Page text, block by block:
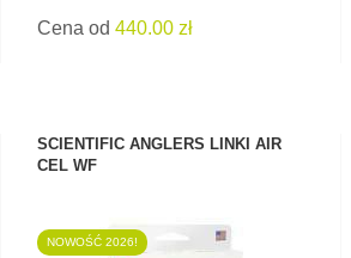
Cena od 440.00 zł
SCIENTIFIC ANGLERS LINKI AIR
CEL WF
NOWOŚĆ 2026!